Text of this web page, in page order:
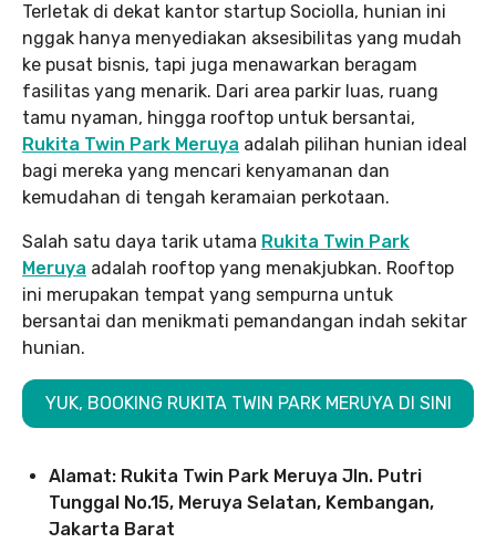
Terletak di dekat kantor startup Sociolla, hunian ini
nggak hanya menyediakan aksesibilitas yang mudah
ke pusat bisnis, tapi juga menawarkan beragam
fasilitas yang menarik. Dari area parkir luas, ruang
tamu nyaman, hingga rooftop untuk bersantai,
Rukita Twin Park Meruya adalah pilihan hunian ideal
bagi mereka yang mencari kenyamanan dan
kemudahan di tengah keramaian perkotaan.
Salah satu daya tarik utama Rukita Twin Park
Meruya adalah rooftop yang menakjubkan. Rooftop
ini merupakan tempat yang sempurna untuk
bersantai dan menikmati pemandangan indah sekitar
hunian.
YUK, BOOKING RUKITA TWIN PARK MERUYA DI SINI
Alamat: Rukita Twin Park Meruya Jln. Putri
Tunggal No.15, Meruya Selatan, Kembangan,
Jakarta Barat